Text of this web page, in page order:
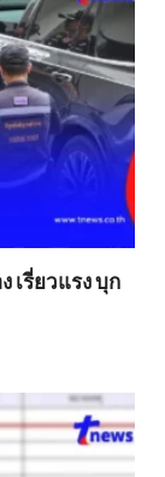
เรี่ยวแรง บุก